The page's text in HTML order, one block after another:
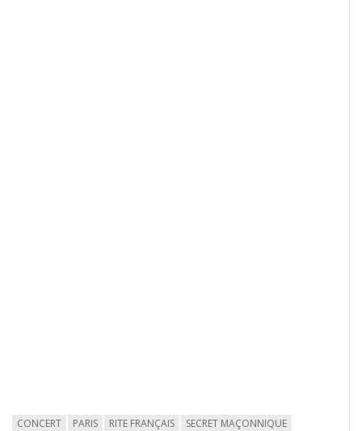
CONCERT PARIS RITE FRANÇAIS SECRET MAÇONNIQUE